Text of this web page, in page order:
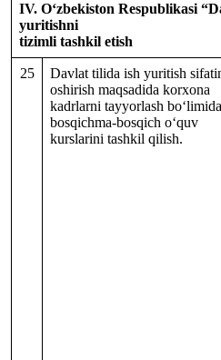
IV. O‘zbekiston Respublikasi
yuritishni
tizimli tashkil etish
25
Davlat tilida ish yuritish
oshirish maqsadida korxona
kadrlarni tayyorlash bo‘limida
bosqichma-bosqich o‘quv
kurslarini tashkil qilish.